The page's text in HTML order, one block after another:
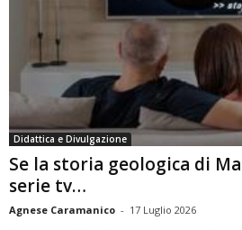
Didattica e Divulgazione
Se la storia geologica di
serie tv…
Agnese Caramanico - 17 Luglio 2026